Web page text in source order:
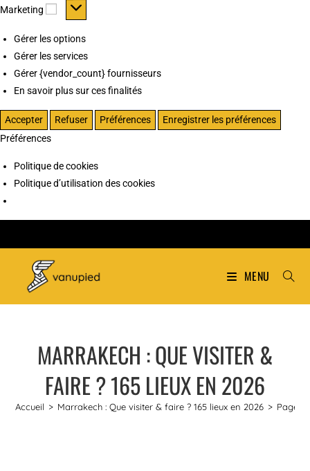
Marketing Marketing
Gérer les options
Gérer les services
Gérer {vendor_count} fournisseurs
En savoir plus sur ces finalités
Accepter Refuser Préférences
Enregistrer les préférences
Préférences
Politique de cookies
Politique d’utilisation des cookies
MENU
MARRAKECH : QUE VISITER &
FAIRE ? 165 LIEUX EN 2026
Accueil > Marrakech : Que visiter & faire ? 165 lieux en 2026 > Page 4